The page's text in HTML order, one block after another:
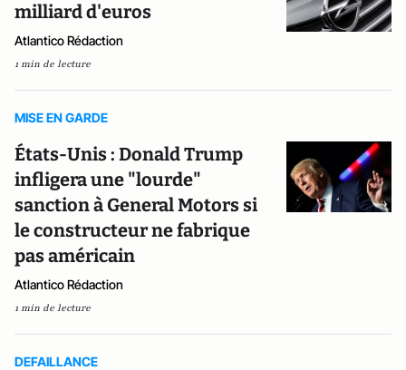
milliard d'euros
Atlantico Rédaction
1 min de lecture
MISE EN GARDE
États-Unis : Donald Trump
infligera une "lourde"
sanction à General Motors si
le constructeur ne fabrique
pas américain
Atlantico Rédaction
1 min de lecture
DEFAILLANCE